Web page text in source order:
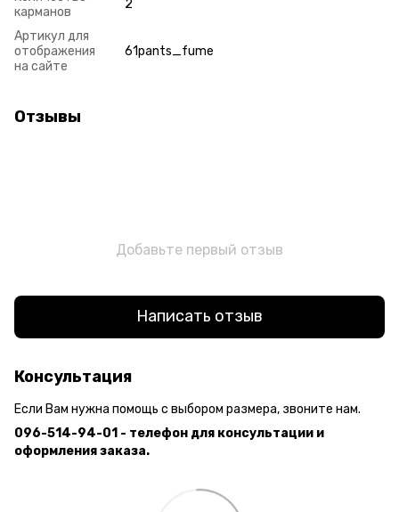
карманов
2
Артикул для
отображения
на сайте
61pants_fume
Отзывы
Добавьте первый отзыв
Написать отзыв
Консультация
Если Вам нужна помощь с выбором размера, звоните нам.
096-514-94-01 - телефон для консультации и
оформления заказа.